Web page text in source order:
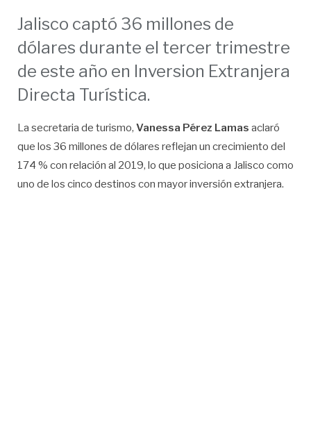
Jalisco captó 36 millones de
dólares durante el tercer trimestre
de este año en Inversion Extranjera
Directa Turística.
La secretaria de turismo, Vanessa Pérez Lamas aclaró
que los 36 millones de dólares reflejan un crecimiento del
174 % con relación al 2019, lo que posiciona a Jalisco como
uno de los cinco destinos con mayor inversión extranjera.